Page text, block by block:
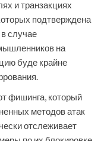
и транзакциях
подтверждена
случае
на
буде крайне
фишинга, который
методов атак
отслеживает